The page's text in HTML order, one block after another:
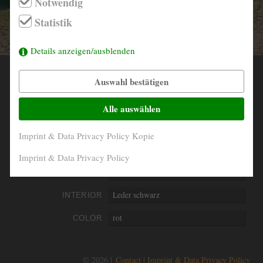
YEAR 1969
128.204 Km original
INTERIOR Leder schwarz
COLOR rot
© 2026 | Contact Imprint & Data Privacy Policy
Statistik
Details anzeigen/ausblenden
Auswahl bestätigen
Alle auswählen
Imprint & Data Privacy Policy Kopie
Imprint & Data Privacy Policy